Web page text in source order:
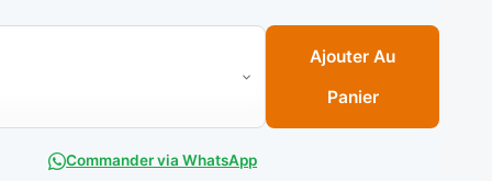
400 ML (C/12PCS) ** SWAB
Ajouter Au
Panier
Commander via WhatsApp